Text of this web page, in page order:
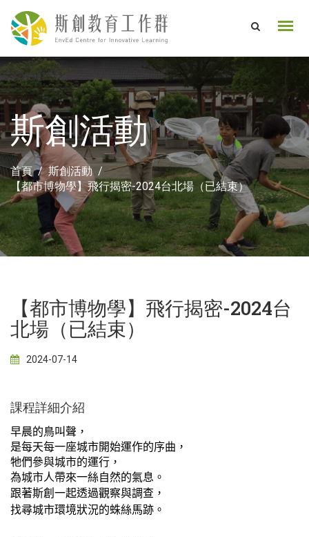
斯創活動
首頁
斯創活動
【都市博物學】飛行揭密-2024台北場（已結束）
【都市博物學】飛行揭密-2024台
北場（已結束）
2024-07-14
課程詳細介紹
早晨的鳥叫聲，
是每天每一座城市開始運作的序曲，
牠們參與城市的運行，
為城市人帶來一絲自然的氣息。
跟著斯創一起透過觀察與調查，
找尋城市環境狀況的蛛絲馬跡。